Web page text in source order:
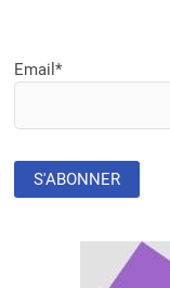
Email*